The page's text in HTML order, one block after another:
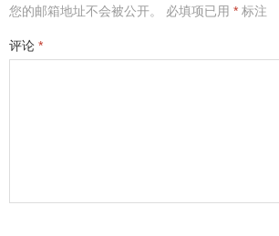
您的邮箱地址不会被公开。 必填项已用 * 标注
评论 *